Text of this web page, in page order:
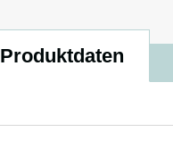
Produktdaten